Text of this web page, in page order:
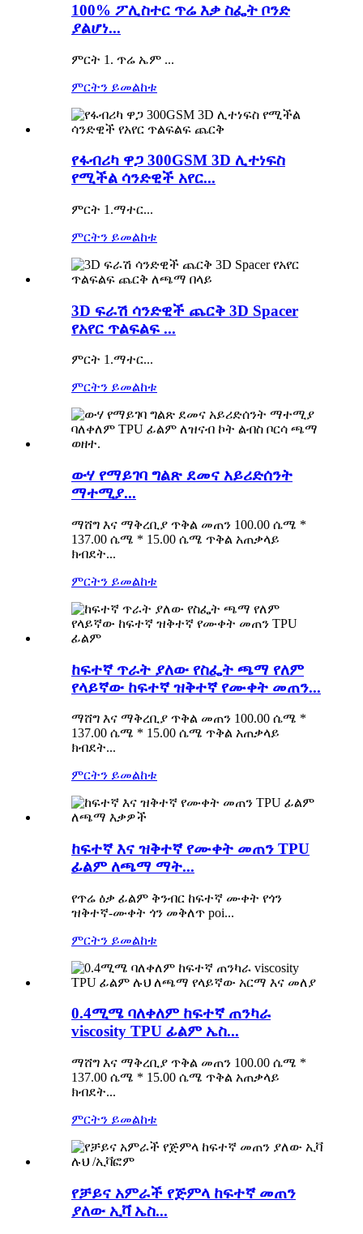
100% ፖሊስተር ጥሬ እቃ ስፌት ቦንድ
ያልሆነ...
ምርት 1. ጥሬ ኤም ...
ምርትን ይመልከቱ
የፋብሪካ ዋጋ 300GSM 3D ሊተነፍስ
የሚችል ሳንድዊች አየር...
ምርት 1.ማተር...
ምርትን ይመልከቱ
3D ፍራሽ ሳንድዊች ጨርቅ 3D Spacer
የአየር ጥልፍልፍ ...
ምርት 1.ማተር...
ምርትን ይመልከቱ
ውሃ የማይገባ ግልጽ ደመና አይሪድሰንት
ማተሚያ...
ማሸግ እና ማቅረቢያ ጥቅል መጠን 100.00 ሴሜ *
137.00 ሴሜ * 15.00 ሴሜ ጥቅል አጠቃላይ
ክብደት...
ምርትን ይመልከቱ
ከፍተኛ ጥራት ያለው የስፌት ጫማ የለም
የላይኛው ከፍተኛ ዝቅተኛ የሙቀት መጠን...
ማሸግ እና ማቅረቢያ ጥቅል መጠን 100.00 ሴሜ *
137.00 ሴሜ * 15.00 ሴሜ ጥቅል አጠቃላይ
ክብደት...
ምርትን ይመልከቱ
ከፍተኛ እና ዝቅተኛ የሙቀት መጠን TPU
ፊልም ለጫማ ማት...
የጥሬ ዕቃ ፊልም ቅንብር ከፍተኛ ሙቀት የጎን
ዝቅተኛ-ሙቀት ጎን መቅለጥ poi...
ምርትን ይመልከቱ
0.4ሚሜ ባለቀለም ከፍተኛ ጠንካራ
viscosity TPU ፊልም ኤስ...
ማሸግ እና ማቅረቢያ ጥቅል መጠን 100.00 ሴሜ *
137.00 ሴሜ * 15.00 ሴሜ ጥቅል አጠቃላይ
ክብደት...
ምርትን ይመልከቱ
የቻይና አምራች የጅምላ ከፍተኛ መጠን
ያለው ኢቫ ኤስ...